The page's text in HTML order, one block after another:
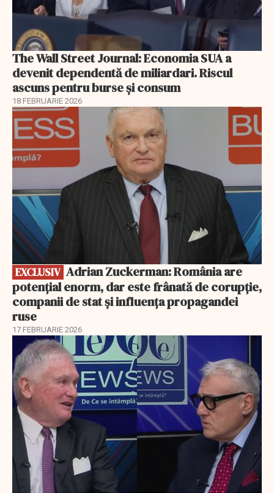
The Wall Street Journal: Economia SUA a
devenit dependentă de miliardari. Riscul
ascuns pentru burse și consum
18 FEBRUARIE 2026
EXCLUSIV
EXCLUSIV
potențial enorm, dar este frânată de corupție,
companii de stat și influența propagandei
ruse
17 FEBRUARIE 2026
EXCLUSIV